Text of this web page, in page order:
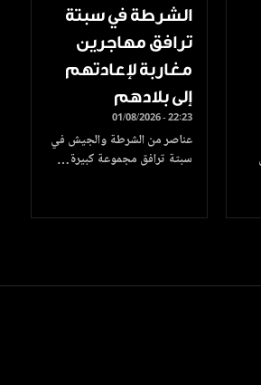
الشرطة في سبتة
ترافق مهاجرين
مغاربة لإعادتهم
إلى بلادهم
01/08/2026 - 22:23
عناصر من الشرطة والجيش في
سبتة ترافق مجموعة كبيرة…